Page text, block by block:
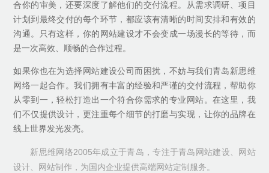
合你的审美，还要深度了解他们的交付流程。从需求调研、项目
计划到最终交付的每个环节，都应该有清晰的时间安排和有效的
沟通。只有这样，你的网站建设才不会变成一场漫长的等待，而
是一次高效、顺畅的合作过程。
如果你也在为选择网站建设公司而困扰，不妨与我们青岛新思维
网络一起合作。我们拥有丰富的经验和严谨的交付流程，帮助你
从零到一，轻松打造出一个符合你需求的专业网站。在这里，我
们不仅提供设计，更注重每个细节的打磨与实现，让你的品牌在
线上世界发光发亮。
新思维网络2005年成立于青岛，专注于青岛网站建设、网站
设计、网站制作，为国内企业提供高端网站定制服务。